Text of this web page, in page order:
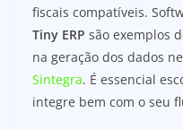
fiscais compatíveis.
Tiny ERP são exemplos
na geração dos dados
Sintegra. É essencial
integre bem com o seu